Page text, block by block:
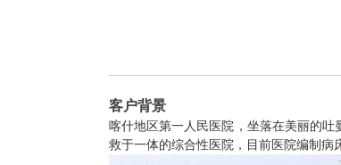
客户背景
喀什地区第一人民医院，坐落在美丽的吐
救于一体的综合性医院，目前医院编制病